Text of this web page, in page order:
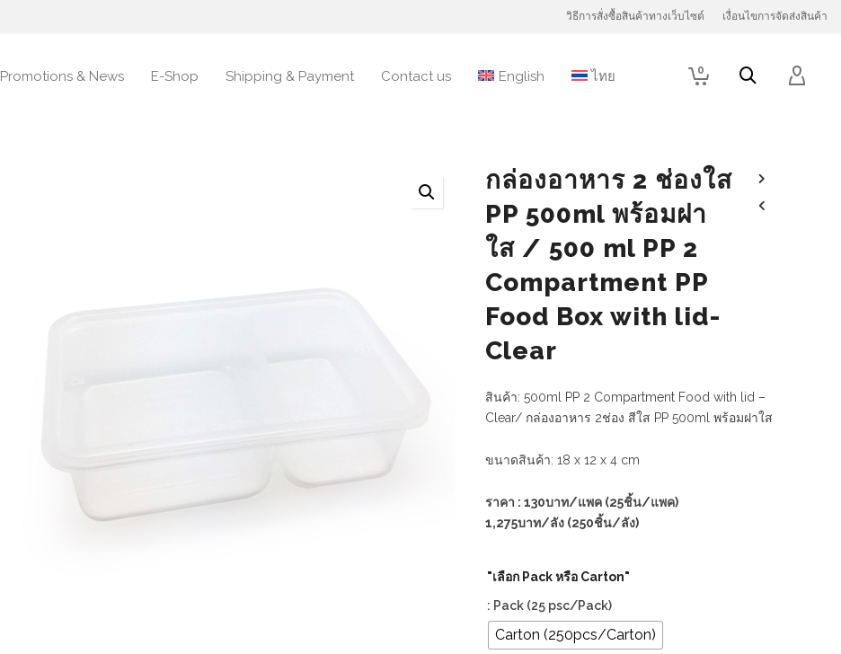
วิธีการสั่งซื้อสินค้าทางเว็บไซต์ เงื่อนไขการจัดส่งสินค้า
Promotions & News E-Shop Shipping & Payment Contact us English ไทย 0
กล่องอาหาร 2 ช่องใส
PP 500ml พร้อมฝา
ใส / 500 ml PP 2
Compartment PP
Food Box with lid-
Clear
สินค้า: 500ml PP 2 Compartment Food with lid –
Clear/ กล่องอาหาร 2ช่อง สีใส PP 500ml พร้อมฝาใส
ขนาดสินค้า: 18 x 12 x 4 cm
ราคา : 130บาท/แพค (25ชิ้น/แพค)
1,275บาท/ลัง (250ชิ้น/ลัง)
"เลือก Pack หรือ Carton"
: Pack (25 psc/Pack)
Carton (250pcs/Carton)